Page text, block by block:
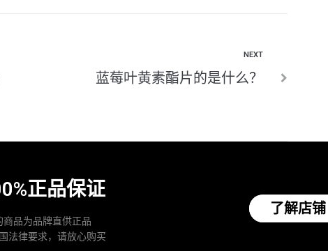
NEXT
蓝莓叶黄素酯片的是什么？
正品保证
品为品牌直供正品
法律要求，请放心购买
了解店铺